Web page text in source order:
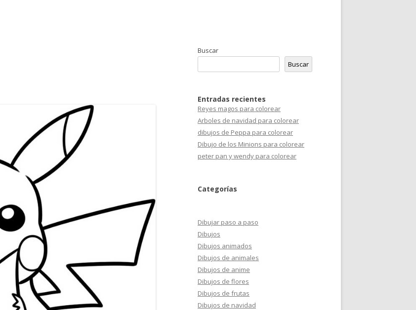
Buscar
Buscar
Entradas recientes
Reyes magos para colorear
Arboles de navidad para colorear
dibujos de Peppa para colorear
Dibujo de los Minions para colorear
peter pan y wendy para colorear
Categorías
Dibujar paso a paso
Dibujos
Dibujos animados
Dibujos de animales
Dibujos de anime
Dibujos de flores
Dibujos de frutas
Dibujos de navidad